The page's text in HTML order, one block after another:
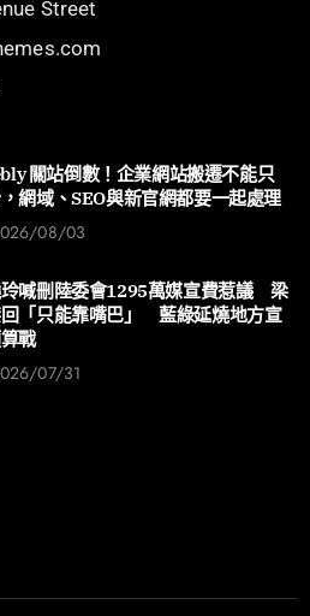
Street
關站倒數！企業網站搬遷不能只
網域、SEO與新官網都要一起處理
08/03
喊刪陸委會1295萬媒宣費惹議 梁
「只能靠嘴巴」 藍綠延燒地方宣
戰
07/31